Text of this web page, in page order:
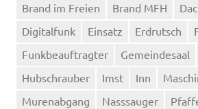
Brand im Freien
Brand MFH
Digitalfunk
Einsatz Erdrutsch
Funkbeauftragter
Gemeindesaal
Hubschrauber
Imst Inn
Murenabgang
Nasssauger